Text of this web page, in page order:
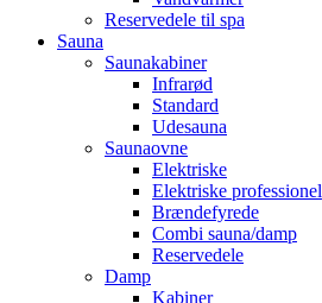
Reservedele til spa
Sauna
Saunakabiner
Infrarød
Standard
Udesauna
Saunaovne
Elektriske
Elektriske professionel
Brændefyrede
Combi sauna/damp
Reservedele
Damp
Kabiner